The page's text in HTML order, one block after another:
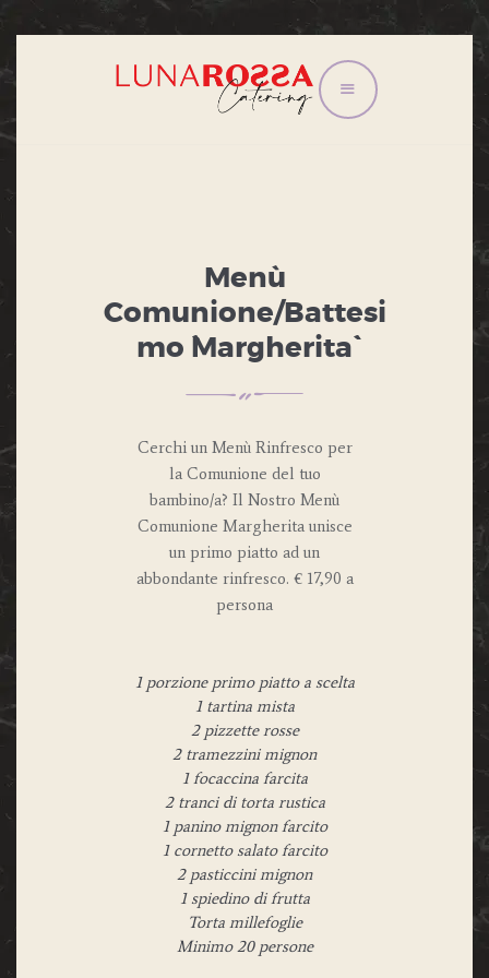
LISTINO
CONTATTI
PRIVACY POLICY
Menù
Comunione/Battesi
mo ``Margherita``
Cerchi un Menù Rinfresco per
la Comunione del tuo
bambino/a? Il Nostro Menù
Comunione Margherita unisce
un primo piatto ad un
abbondante rinfresco. € 17,90 a
persona
1 porzione primo piatto a scelta
1 tartina mista
2 pizzette rosse
2 tramezzini mignon
1 focaccina farcita
2 tranci di torta rustica
1 panino mignon farcito
1 cornetto salato farcito
2 pasticcini mignon
1 spiedino di frutta
Torta millefoglie
Minimo 20 persone